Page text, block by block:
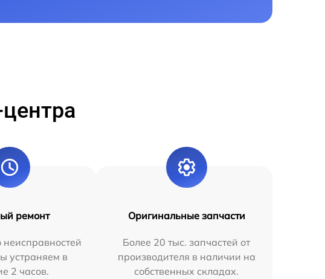
ремонт
устраняем в
2 часов.
Оригинальные запчасти
Более 20 тыс. запчастей от
производителя в наличии на
собственных складах.